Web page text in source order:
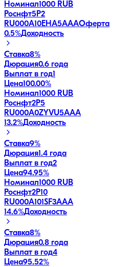
Номинал1000 RUB
Роснфт5P2
RU000A10EHA5AAAОферта
0.5%Доходность
Ставка8%
Дюрация0.6 года
Выплат в год1
Цена100.00%
Номинал1000 RUB
Роснфт2P5
RU000A0ZYVU5AAA
13.2%Доходность
Ставка9%
Дюрация1.4 года
Выплат в год2
Цена94.95%
Номинал1000 RUB
Роснфт2P10
RU000A101SF3AAA
14.6%Доходность
Ставка8%
Дюрация0.8 года
Выплат в год4
Цена95.52%